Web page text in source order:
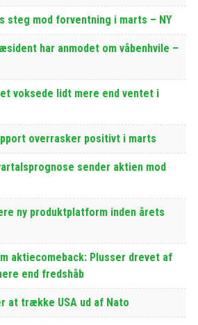
steg mod forventning i marts – NY
har anmodet om våbenhvile –
voksede lidt mere end ventet i
overrasker positivt i marts
sender aktien mod
ny produktplatform inden årets
aktiecomeback: Plusser drevet af
end fredshåb
at trække USA ud af Nato